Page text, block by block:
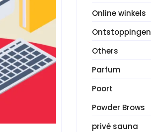
Online winkels
Ontstoppingen
Others
Parfum
Poort
Powder Brows
privé sauna